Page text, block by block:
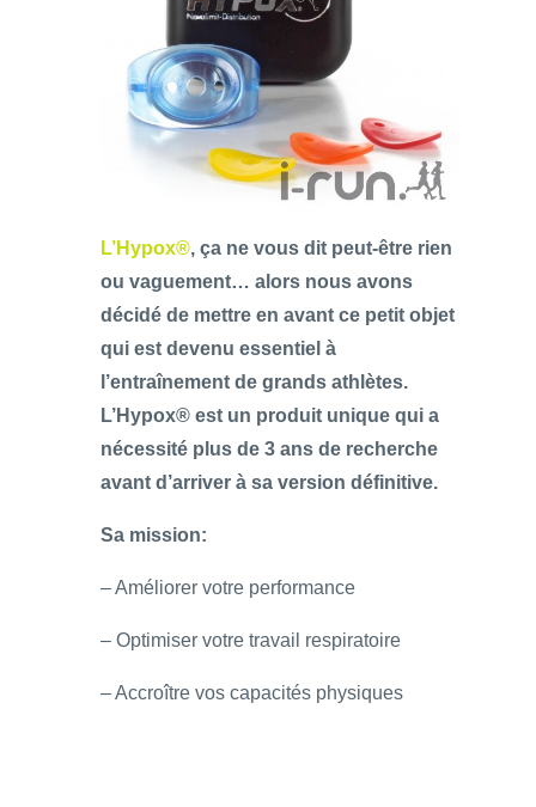
L’Hypox®, ça ne vous dit peut-être rien
ou vaguement… alors nous avons
décidé de mettre en avant ce petit objet
qui est devenu essentiel à
l’entraînement de grands athlètes.
L’Hypox® est un produit unique qui a
nécessité plus de 3 ans de recherche
avant d’arriver à sa version définitive.
Sa mission:
– Améliorer votre performance
– Optimiser votre travail respiratoire
– Accroître vos capacités physiques